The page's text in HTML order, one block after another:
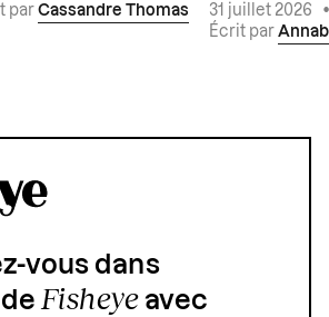
par Cassandre Thomas 31 juillet 2026
Écrit par
vous dans
deFisheyeavec